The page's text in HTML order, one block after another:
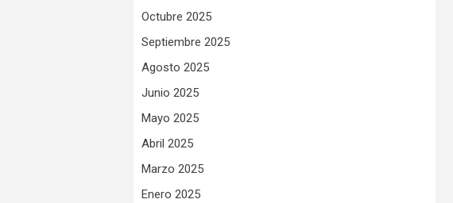
Octubre 2025
Septiembre 2025
Agosto 2025
Junio 2025
Mayo 2025
Abril 2025
Marzo 2025
Enero 2025